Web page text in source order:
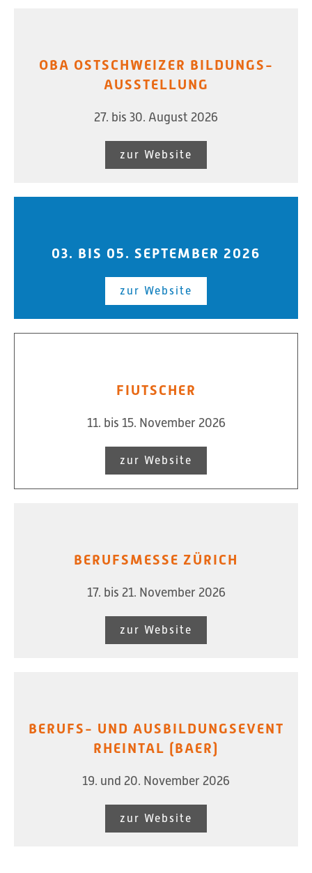
OBA OSTSCHWEIZER BILDUNGS-
AUSSTELLUNG
27. bis 30. August 2026
zur Website
03. BIS 05. SEPTEMBER 2026
zur Website
FIUTSCHER
11. bis 15. November 2026
zur Website
BERUFSMESSE ZÜRICH
17. bis 21. November 2026
zur Website
BERUFS- UND AUSBILDUNGSEVENT
RHEINTAL (BAER)
19. und 20. November 2026
zur Website